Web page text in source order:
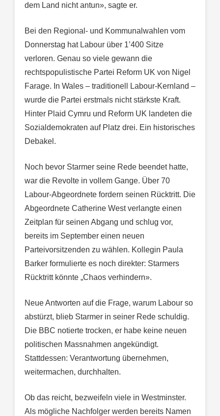
dem Land nicht antun», sagte er.
Bei den Regional- und Kommunalwahlen vom
Donnerstag hat Labour über 1’400 Sitze
verloren. Genau so viele gewann die
rechtspopulistische Partei Reform UK von Nigel
Farage. In Wales – traditionell Labour-Kernland –
wurde die Partei erstmals nicht stärkste Kraft.
Hinter Plaid Cymru und Reform UK landeten die
Sozialdemokraten auf Platz drei. Ein historisches
Debakel.
Noch bevor Starmer seine Rede beendet hatte,
war die Revolte in vollem Gange. Über 70
Labour-Abgeordnete fordern seinen Rücktritt. Die
Abgeordnete Catherine West verlangte einen
Zeitplan für seinen Abgang und schlug vor,
bereits im September einen neuen
Parteivorsitzenden zu wählen. Kollegin Paula
Barker formulierte es noch direkter: Starmers
Rücktritt könnte „Chaos verhindern».
Neue Antworten auf die Frage, warum Labour so
abstürzt, blieb Starmer in seiner Rede schuldig.
Die BBC notierte trocken, er habe keine neuen
politischen Massnahmen angekündigt.
Stattdessen: Verantwortung übernehmen,
weitermachen, durchhalten.
Ob das reicht, bezweifeln viele in Westminster.
Als mögliche Nachfolger werden bereits Namen